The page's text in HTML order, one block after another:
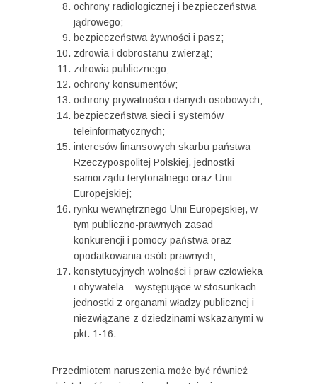
ochrony radiologicznej i bezpieczeństwa
jądrowego;
bezpieczeństwa żywności i pasz;
zdrowia i dobrostanu zwierząt;
zdrowia publicznego;
ochrony konsumentów;
ochrony prywatności i danych osobowych;
bezpieczeństwa sieci i systemów
teleinformatycznych;
interesów finansowych skarbu państwa
Rzeczypospolitej Polskiej, jednostki
samorządu terytorialnego oraz Unii
Europejskiej;
rynku wewnętrznego Unii Europejskiej, w
tym publiczno-prawnych zasad
konkurencji i pomocy państwa oraz
opodatkowania osób prawnych;
konstytucyjnych wolności i praw człowieka
i obywatela – występujące w stosunkach
jednostki z organami władzy publicznej i
niezwiązane z dziedzinami wskazanymi w
pkt. 1-16.
Przedmiotem naruszenia może być również